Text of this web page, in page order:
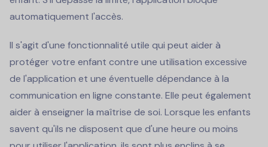
automatiquement l'accès.
Il s'agit d'une fonctionnalité utile qui peut aider à
protéger votre enfant contre une utilisation excessive
de l'application et une éventuelle dépendance à la
communication en ligne constante. Elle peut également
aider à enseigner la maîtrise de soi. Lorsque les enfants
savent qu'ils ne disposent que d'une heure ou moins